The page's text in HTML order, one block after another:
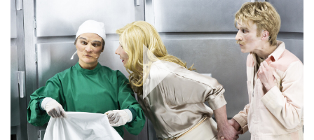
Play
Video